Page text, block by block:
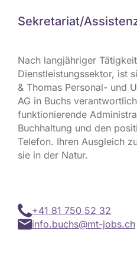
Sekretariat/
Nach langjähriger
Dienstleistungssektor, ist
& Thomas Personal- und
AG in Buchs
funktionierende
Buchhaltung und den
Telefon. Ihren Ausgleich
sie in der Natur.
+41 81 750 52 32
info.buchs@mt-jobs.ch